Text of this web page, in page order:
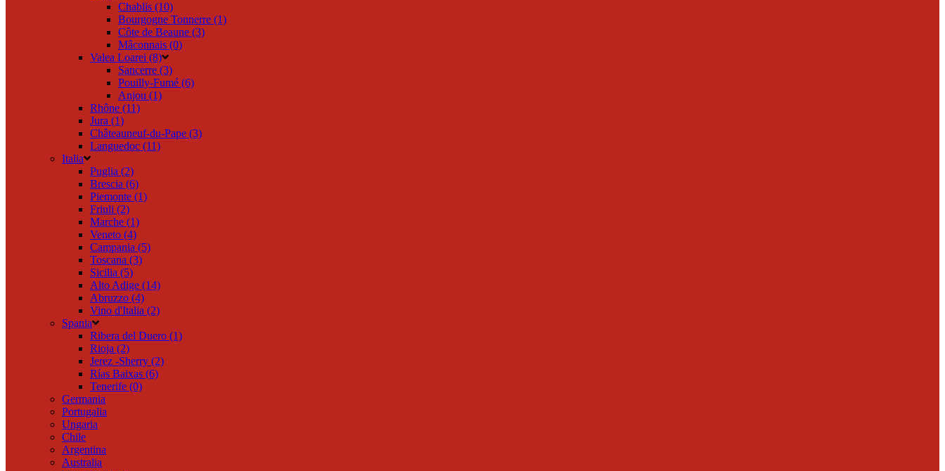
Chablis (10)
Bourgogne Tonnerre (1)
Côte de Beaune (3)
Mâconnais (0)
Valea Loarei (8)
Sancerre (3)
Pouilly-Fumé (6)
Anjou (1)
Rhône (11)
Jura (1)
Châteauneuf-du-Pape (3)
Languedoc (11)
Italia
Puglia (2)
Brescia (6)
Piemonte (1)
Friuli (2)
Marche (1)
Veneto (4)
Campania (5)
Toscana (3)
Sicilia (5)
Alto Adige (14)
Abruzzo (4)
Vino d'Italia (2)
Spania
Ribera del Duero (1)
Rioja (2)
Jerez -Sherry (2)
Rías Baixas (6)
Tenerife (0)
Germania
Portugalia
Ungaria
Chile
Argentina
Australia